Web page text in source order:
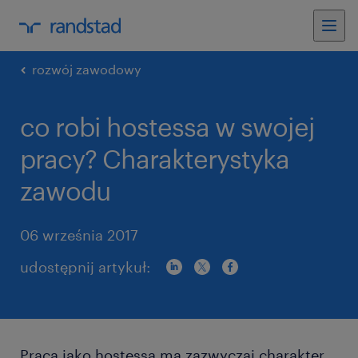
rozwój zawodowy
co robi hostessa w swojej
pracy? Charakterystyka
zawodu
06 września 2017
udostępnij artykuł: